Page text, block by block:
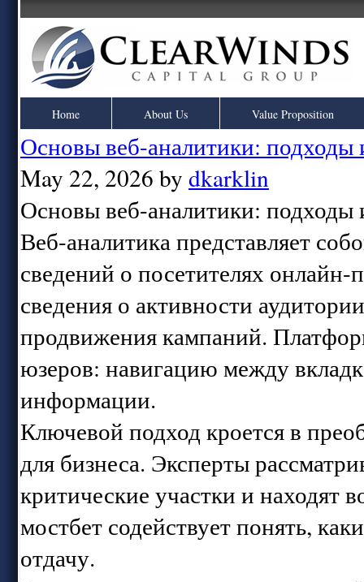
Home About Us Value Proposition
Основы веб-аналитики: подходы
May 22, 2026 by dkarklin
Основы веб-аналитики: подходы
Веб-аналитика представляет
сведений о посетителях
сведения о активности
продвижения кампаний.
юзеров: навигацию между
информации.
Ключевой подход кроется в
для бизнеса. Эксперты
критические участки и находят
мостбет содействует понять,
отдачу.